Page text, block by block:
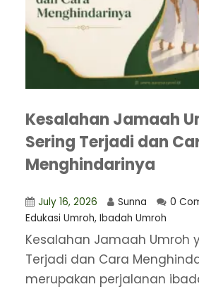
Kesalahan Jamaah
Sering Terjadi dan
Menghindarinya
July 16, 2026 Sunna 0
Edukasi Umroh, Ibadah Umroh
Kesalahan Jamaah Umroh
Terjadi dan Cara
merupakan perjalanan